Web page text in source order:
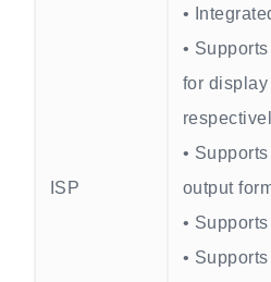
ISP
•
•
for
•
output
•
•